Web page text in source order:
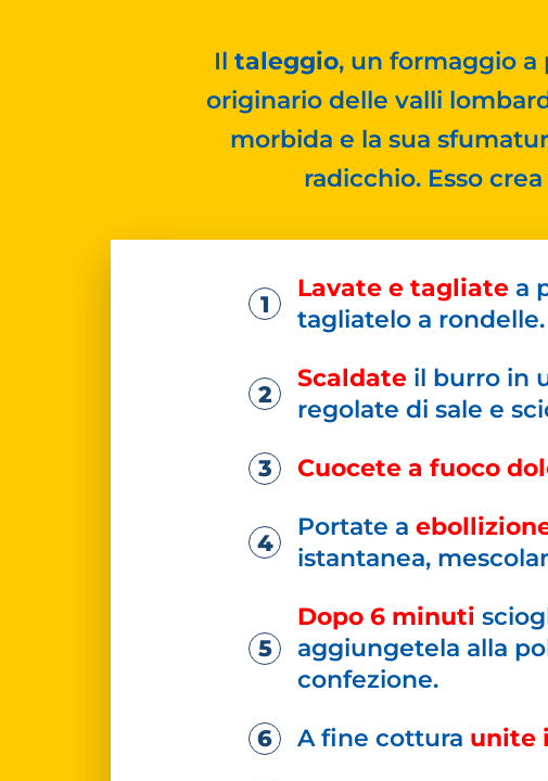
Il taleggio, un formaggio a
originario delle valli
morbida e la sua
radicchio. Esso
Lavate e tagliate a
tagliatelo a rondelle.
Scaldate il burro in
regolate di sale e
Cuocete a fuoco
Portate a
istantanea,
Dopo 6 minuti
aggiungetela alla
confezione.
A fine cottura unite